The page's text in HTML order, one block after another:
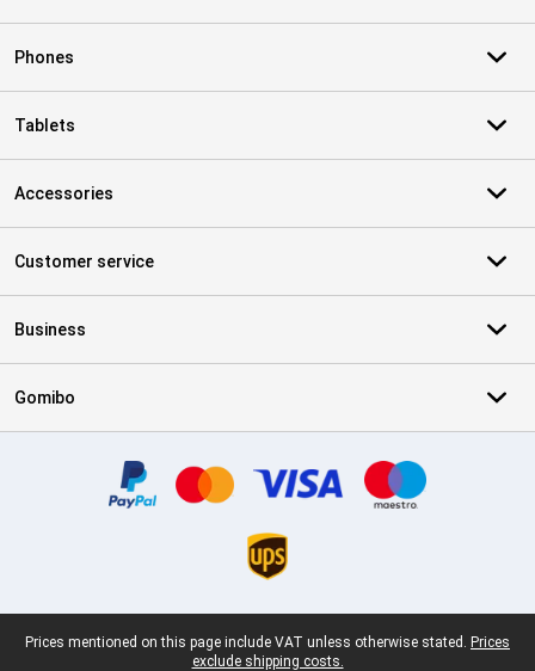
Phones
Tablets
Accessories
Customer service
Business
Gomibo
Legal footer
Prices mentioned on this page include VAT unless otherwise stated. Prices
exclude shipping costs.